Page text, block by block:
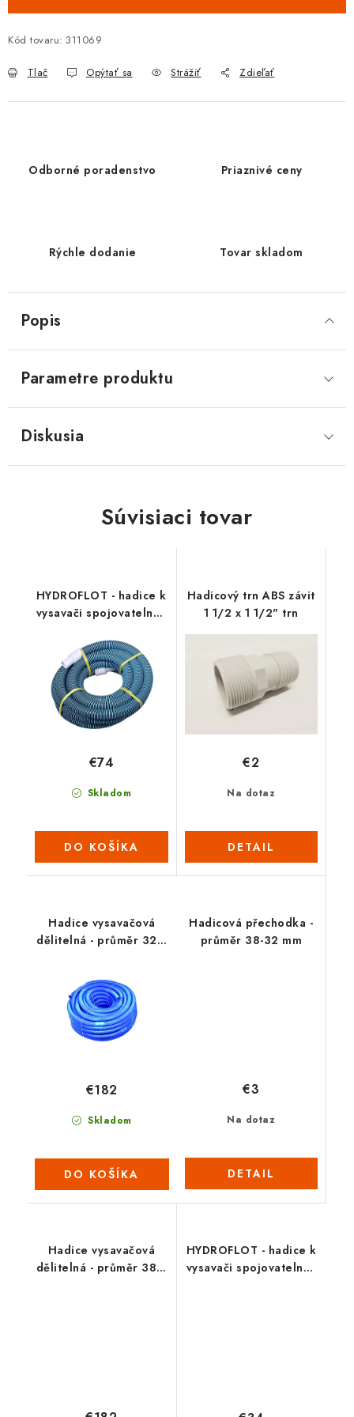
Kód tovaru: 311069
Tlač Opýtať sa Strážiť Zdieľať
Odborné poradenstvo Priaznivé ceny
Rýchle dodanie Tovar skladom
Popis
Parametre produktu
Diskusia
Súvisiaci tovar
HYDROFLOT - hadice k
vysavači spojovatelná -
Skladom
€74
DO KOŠÍKA
Hadicový trn ABS závit
1 1/2 x 1 1/2" trn
Na dotaz
€2
DETAIL
Hadice vysavačová
dělitelná - průměr 32 /
Skladom
€182
DO KOŠÍKA
Hadicová přechodka -
průměr 38-32 mm
Na dotaz
€3
DETAIL
Hadice vysavačová
dělitelná - průměr 38 /
HYDROFLOT - hadice k
vysavači spojovatelná -